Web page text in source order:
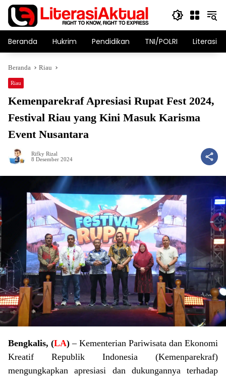
Langsung
konten
Beranda Hukrim Pendidikan TNI/POLRI Literasi
Beranda Riau
Riau
Kemenparekraf Apresiasi Rupat Fest 2024,
Festival Riau yang Kini Masuk Karisma
Event Nusantara
Rifky Rizal
8 Desember 2024
Bengkalis, (LA)– Kementerian Pariwisata dan Ekonomi
Kreatif Republik Indonesia (Kemenparekraf)
mengungkapkan apresiasi dan dukungannya terhadap